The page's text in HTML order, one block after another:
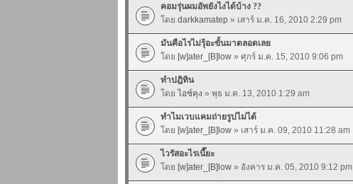
คอมรุ่นผมอัพยังไงได้บ้าง ??
โดย darkkamatep » เสาร์ ม.ค. 16, 2010 2:29 pm
มันคือไรไม่รุ้อะขั้นมาตลอดเลย
โดย [w]ater_[B]low » ศุกร์ ม.ค. 15, 2010 9:06 pm
ทำปฎิทิน
โดย ไอซ์คุง » พุธ ม.ค. 13, 2010 1:29 am
ทำไมเวบแคมถ่ายรูปไม่ได้
โดย [w]ater_[B]low » เสาร์ ม.ค. 09, 2010 11:28 am
ไวรัสอะไรเนี๊ยะ
โดย [w]ater_[B]low » อังคาร ม.ค. 05, 2010 9:12 pm